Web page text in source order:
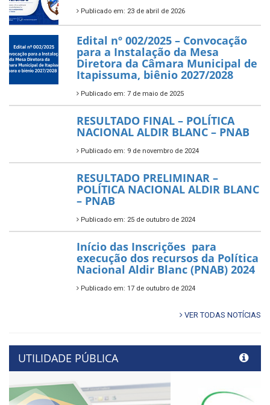
Publicado em: 23 de abril de 2026
Edital nº 002/2025 – Convocação
para a Instalação da Mesa
Diretora da Câmara Municipal de
Itapissuma, biênio 2027/2028
Publicado em: 7 de maio de 2025
RESULTADO FINAL – POLÍTICA
NACIONAL ALDIR BLANC – PNAB
Publicado em: 9 de novembro de 2024
RESULTADO PRELIMINAR –
POLÍTICA NACIONAL ALDIR BLANC
– PNAB
Publicado em: 25 de outubro de 2024
Início das Inscrições para
execução dos recursos da Política
Nacional Aldir Blanc (PNAB) 2024
Publicado em: 17 de outubro de 2024
VER TODAS NOTÍCIAS
UTILIDADE PÚBLICA